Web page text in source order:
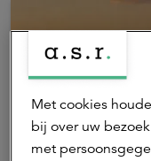
Met cookies
bij over uw
met